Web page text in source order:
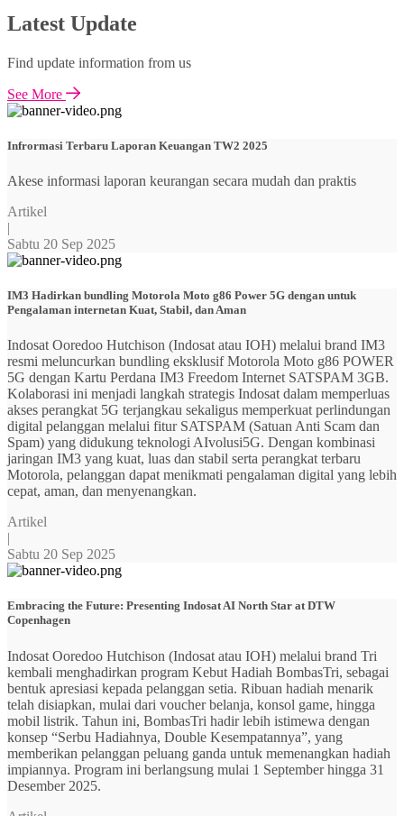
Latest Update
Find update information from us
See More
Infrormasi Terbaru Laporan Keuangan TW2 2025
Akese informasi laporan keurangan secara mudah dan praktis
Artikel
|
Sabtu 20 Sep 2025
IM3 Hadirkan bundling Motorola Moto g86 Power 5G dengan untuk
Pengalaman internetan Kuat, Stabil, dan Aman
Indosat Ooredoo Hutchison (Indosat atau IOH) melalui brand IM3
resmi meluncurkan bundling eksklusif Motorola Moto g86 POWER
5G dengan Kartu Perdana IM3 Freedom Internet SATSPAM 3GB.
Kolaborasi ini menjadi langkah strategis Indosat dalam memperluas
akses perangkat 5G terjangkau sekaligus memperkuat perlindungan
digital pelanggan melalui fitur SATSPAM (Satuan Anti Scam dan
Spam) yang didukung teknologi AIvolusi5G. Dengan kombinasi
jaringan IM3 yang kuat, luas dan stabil serta perangkat terbaru
Motorola, pelanggan dapat menikmati pengalaman digital yang lebih
cepat, aman, dan menyenangkan.
Artikel
|
Sabtu 20 Sep 2025
Embracing the Future: Presenting Indosat AI North Star at DTW
Copenhagen
Indosat Ooredoo Hutchison (Indosat atau IOH) melalui brand Tri
kembali menghadirkan program Kebut Hadiah BombasTri, sebagai
bentuk apresiasi kepada pelanggan setia. Ribuan hadiah menarik
telah disiapkan, mulai dari voucher belanja, konsol game, hingga
mobil listrik. Tahun ini, BombasTri hadir lebih istimewa dengan
konsep “Serbu Hadiahnya, Double Kesempatannya”, yang
memberikan pelanggan peluang ganda untuk memenangkan hadiah
impiannya. Program ini berlangsung mulai 1 September hingga 31
Desember 2025.